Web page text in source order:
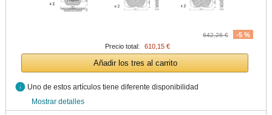
642,26 €
-5 %
Precio total:
610,15 €
Añadir los tres al carrito
info Uno de estos artículos tiene diferente disponibilidad
Mostrar detalles